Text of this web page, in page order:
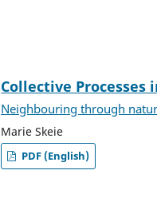
Collective Processes
Neighbouring through
Marie Skeie
PDF (English)